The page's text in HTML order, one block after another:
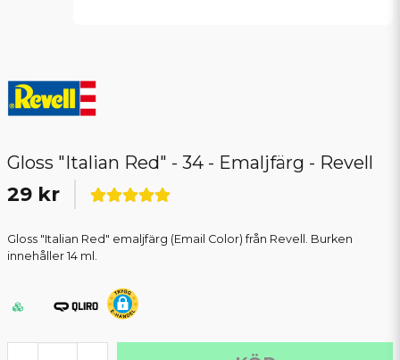
Gloss "Italian Red" - 34 - Emaljfärg - Revell
29 kr
Gloss "Italian Red" emaljfärg (Email Color) från Revell. Burken
innehåller 14 ml.